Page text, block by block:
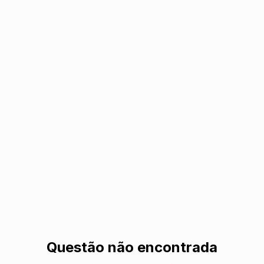
Questão não encontrada